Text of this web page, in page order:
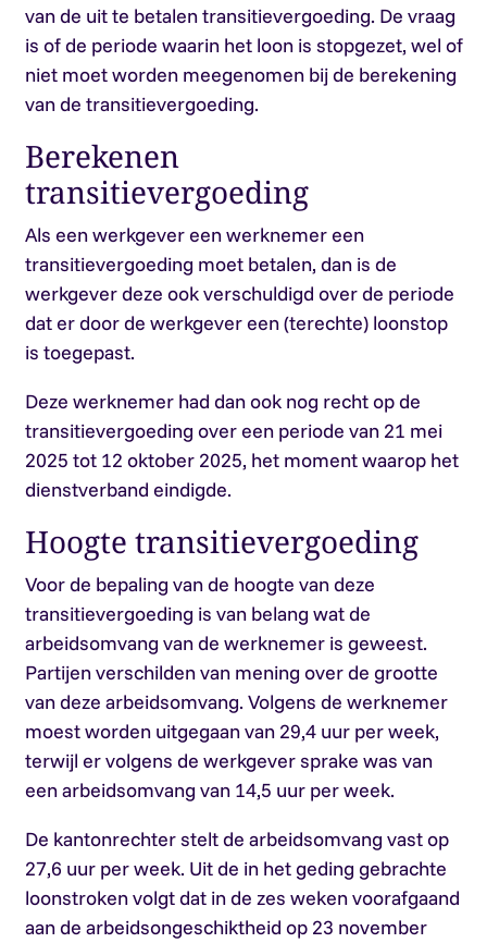
van de uit te betalen transitievergoeding. De vraag
is of de periode waarin het loon is stopgezet, wel of
niet moet worden meegenomen bij de berekening
van de transitievergoeding.
Berekenen
transitievergoeding
Als een werkgever een werknemer een
transitievergoeding moet betalen, dan is de
werkgever deze ook verschuldigd over de periode
dat er door de werkgever een (terechte) loonstop
is toegepast.
Deze werknemer had dan ook nog recht op de
transitievergoeding over een periode van 21 mei
2025 tot 12 oktober 2025, het moment waarop het
dienstverband eindigde.
Hoogte transitievergoeding
Voor de bepaling van de hoogte van deze
transitievergoeding is van belang wat de
arbeidsomvang van de werknemer is geweest.
Partijen verschilden van mening over de grootte
van deze arbeidsomvang. Volgens de werknemer
moest worden uitgegaan van 29,4 uur per week,
terwijl er volgens de werkgever sprake was van
een arbeidsomvang van 14,5 uur per week.
De kantonrechter stelt de arbeidsomvang vast op
27,6 uur per week. Uit de in het geding gebrachte
loonstroken volgt dat in de zes weken voorafgaand
aan de arbeidsongeschiktheid op 23 november